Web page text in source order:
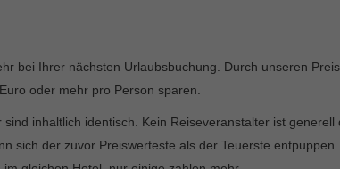
bei Ihrer nächsten Urlaubsbuchung. Durch unseren
oder mehr pro Person sparen.
inhaltlich identisch. Kein Reiseveranstalter ist generell
sich der zuvor Preiswerteste als der Teuerste